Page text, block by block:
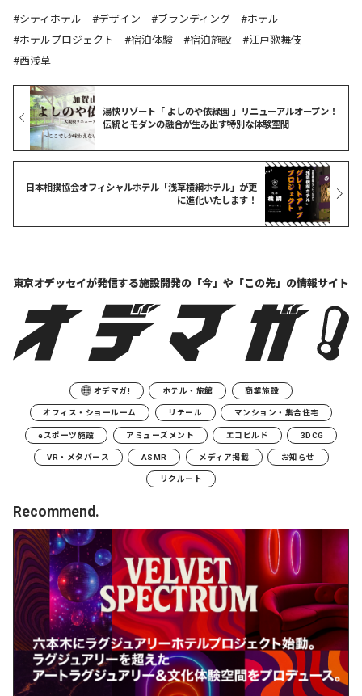
シティホテル デザイン ブランディング
ホテル
ホテルプロジェクト
宿泊体験 宿泊施設
江戸歌舞伎
西浅草
湯快リゾート「 よしのや依緑園 」リニューアルオープン！
伝統とモダンの融合が生み出す特別な体験空間
日本相撲協会オフィシャルホテル「浅草横綱ホテル」が更
に進化いたします！
東京オデッセイが発信する施設開発の「今」や「この先」の情報サイト
オデマガ! ホテル・旅館 商業施設
オフィス・ショールーム リテール マンション・集合住宅
eスポーツ施設 アミューズメント エコビルド 3DCG
VR・メタバース ASMR メディア掲載 お知らせ
リクルート
Recommend.